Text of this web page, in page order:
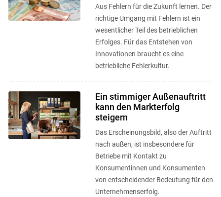
Aus Fehlern für die Zukunft lernen. Der
richtige Umgang mit Fehlern ist ein
wesentlicher Teil des betrieblichen
Erfolges. Für das Entstehen von
Innovationen braucht es eine
betriebliche Fehlerkultur.
Ein stimmiger Außenauftritt
kann den Markterfolg
steigern
Das Erscheinungsbild, also der Auftritt
nach außen, ist insbesondere für
Betriebe mit Kontakt zu
Konsumentinnen und Konsumenten
von entscheidender Bedeutung für den
Unternehmenserfolg.